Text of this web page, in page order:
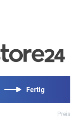
Fertig
Preis